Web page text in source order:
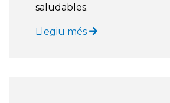
saludables.
Llegiu més